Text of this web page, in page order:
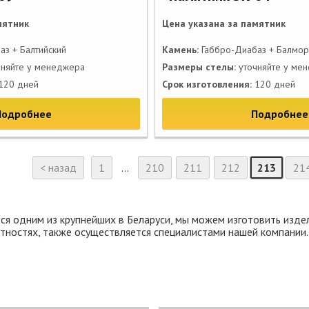
+ Балтийский
у менеджера
дней
Цена указана за памятник
Камень: Габбро-Диабаз +
Размеры стелы: уточняйте у
Срок изготовления: 120 дней
Подробнее
< назад 1 ... 210 211 212 213
одним из крупнейших в Беларуси, мы можем изготовить
также осуществляется специалистами нашей компании.